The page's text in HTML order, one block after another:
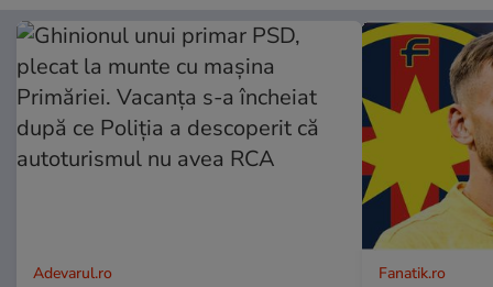
Adevarul.ro Fanatik.ro